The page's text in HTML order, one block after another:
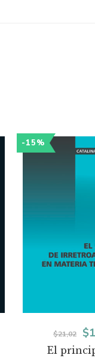
-15%
El
$21,02
El
$